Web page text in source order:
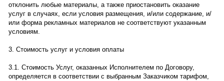
отклонить любые материалы, а также приостановить оказание
услуг в случаях, если условия размещения, и/или содержание, и/
или форма рекламных материалов не соответствуют указанным
условиям.
3. Стоимость услуг и условия оплаты
3.1. Стоимость Услуг, оказанных Исполнителем по Договору,
определяется в соответствии с выбранным Заказчиком тарифом,